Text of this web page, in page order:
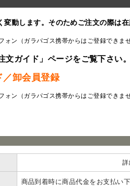
動します。そのためご注文の際は在
ン（ガラパゴス携帯からはご登録できませ
ガイド」ページをご覧下さい。
／卸会員登録
ン（ガラパゴス携帯からはご登録できませ
詳細内
商品到着時に商品代金をお支払い下